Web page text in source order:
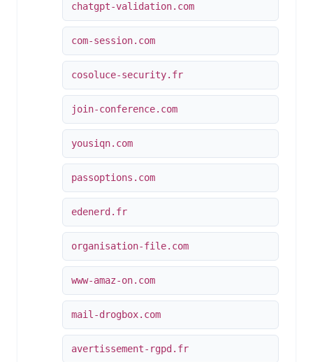
chatgpt-validation.com
com-session.com
cosoluce-security.fr
join-conference.com
yousiqn.com
passoptions.com
edenerd.fr
organisation-file.com
www-amaz-on.com
mail-drogbox.com
avertissement-rgpd.fr